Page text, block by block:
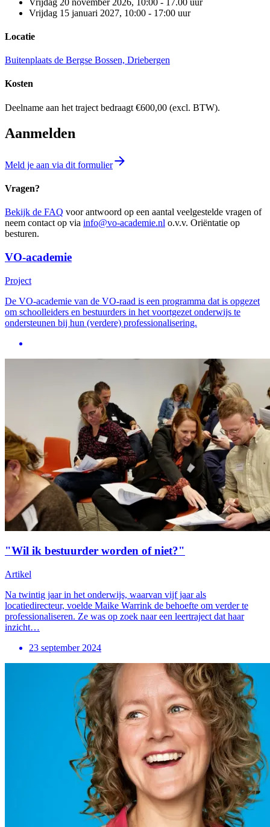
Vrijdag 15 januari 2027, 10:00 - 17:00 uur
Locatie
Buitenplaats de Bergse Bossen, Driebergen
Kosten
Deelname aan het traject bedraagt €600,00 (excl. BTW).
Aanmelden
Meld je aan via dit formulier
Vragen?
Bekijk de FAQ voor antwoord op een aantal veelgestelde vragen of
neem contact op via info@vo-academie.nl o.v.v. Oriëntatie op
besturen.
VO-academie
Project
De VO-academie van de VO-raad is een programma dat is opgezet
om schoolleiders en bestuurders in het voortgezet onderwijs te
ondersteunen bij hun (verdere) professionalisering.
"Wil ik bestuurder worden of niet?"
Artikel
Na twintig jaar in het onderwijs, waarvan vijf jaar als
locatiedirecteur, voelde Maike Warrink de behoefte om verder te
professionaliseren. Ze was op zoek naar een leertraject dat haar
inzicht…
23 september 2024